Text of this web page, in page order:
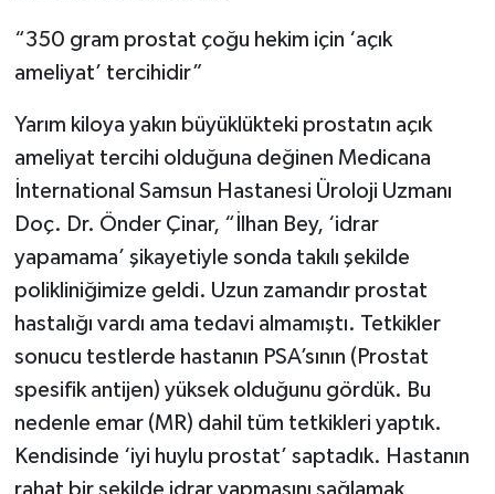
“350 gram prostat çoğu hekim için ‘açık
ameliyat’ tercihidir”
Yarım kiloya yakın büyüklükteki prostatın açık
ameliyat tercihi olduğuna değinen Medicana
İnternational Samsun Hastanesi Üroloji Uzmanı
Doç. Dr. Önder Çinar, “İlhan Bey, ‘idrar
yapamama’ şikayetiyle sonda takılı şekilde
polikliniğimize geldi. Uzun zamandır prostat
hastalığı vardı ama tedavi almamıştı. Tetkikler
sonucu testlerde hastanın PSA’sının (Prostat
spesifik antijen) yüksek olduğunu gördük. Bu
nedenle emar (MR) dahil tüm tetkikleri yaptık.
Kendisinde ‘iyi huylu prostat’ saptadık. Hastanın
rahat bir şekilde idrar yapmasını sağlamak